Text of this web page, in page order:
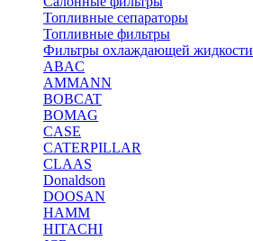
Топливные сепараторы
Топливные фильтры
Фильтры охлаждающей жидкости
ABAC
AMMANN
BOBCAT
BOMAG
CASE
CATERPILLAR
CLAAS
Donaldson
DOOSAN
HAMM
HITACHI